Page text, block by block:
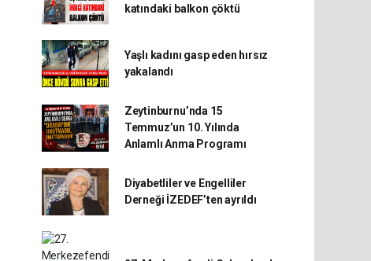
katındaki balkon çöktü
Yaşlı kadını gasp eden hırsız
yakalandı
Zeytinburnu’nda 15
Temmuz’un 10. Yılında
Anlamlı Anma Programı
Diyabetliler ve Engelliler
Derneği İZEDEF’ten ayrıldı